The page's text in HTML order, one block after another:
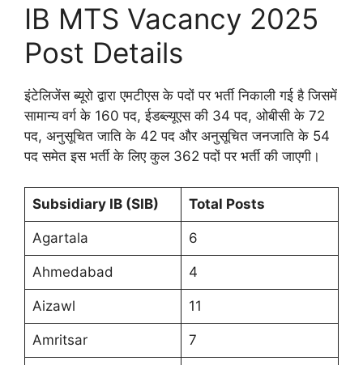
IB MTS Vacancy 2025
Post Details
इंटेलिजेंस ब्यूरो द्वारा एमटीएस के पदों पर भर्ती निकाली गई है जिसमें
सामान्य वर्ग के 160 पद, ईडब्ल्यूएस की 34 पद, ओबीसी के 72
पद, अनुसूचित जाति के 42 पद और अनुसूचित जनजाति के 54
पद समेत इस भर्ती के लिए कुल 362 पदों पर भर्ती की जाएगी।
Subsidiary IB (SIB) Total Posts
Agartala 6
Ahmedabad 4
Aizawl 11
Amritsar 7